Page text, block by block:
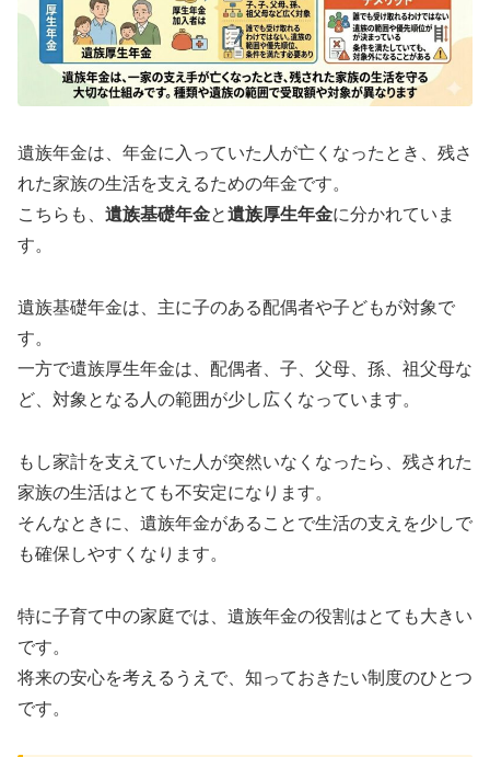
遺族年金は、年金に入っていた人が亡くなったとき、残さ
れた家族の生活を支えるための年金です。
こちらも、 遺族基礎年金と遺族厚生年金に分かれていま
す。
遺族基礎年金は、主に子のある配偶者や子どもが対象で
す。
一方で遺族厚生年金は、配偶者、子、父母、孫、祖父母な
ど、対象となる人の範囲が少し広くなっています。
もし家計を支えていた人が突然いなくなったら、残された
家族の生活はとても不安定になります。
そんなときに、遺族年金があることで生活の支えを少しで
も確保しやすくなります。
特に子育て中の家庭では、遺族年金の役割はとても大きい
です。
将来の安心を考えるうえで、知っておきたい制度のひとつ
です。